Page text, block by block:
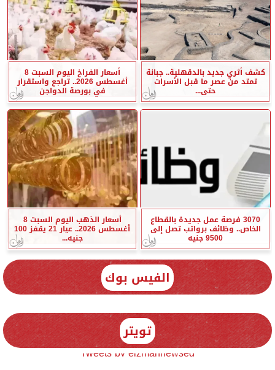
كشف أثري جديد بالدقهلية.. جبانة
تمتد من عصر ما قبل الأسرات
حتى...
أسعار الفراخ اليوم السبت 8
أغسطس 2026.. تراجع واستقرار
في بورصة الدواجن
3070 فرصة عمل جديدة بالقطاع
الخاص.. وظائف برواتب تصل إلى
9500 جنيه
أسعار الذهب اليوم السبت 8
أغسطس 2026.. عيار 21 يقفز 100
جنيه...
الفيس بوك
تويتر
Tweets by elzmannewseg